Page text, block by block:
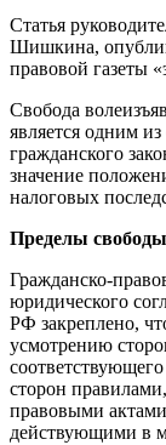
Статья
Шишкина,
правовой газеты
Свобода
является одним
гражданского
значение
налоговых
Пределы свободы
Гражданско-
юридического
РФ закреплено,
усмотрению
сторон
правовыми
действующими в